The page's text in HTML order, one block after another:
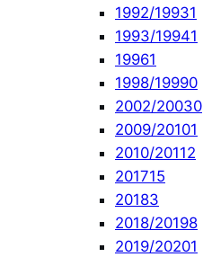
1992/19931
1993/19941
19961
1998/19990
2002/20030
2009/20101
2010/20112
201715
20183
2018/20198
2019/20201